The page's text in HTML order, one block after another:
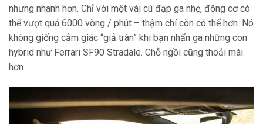
nhưng nhanh hơn. Chỉ với một vài cú đạp ga nhẹ, động cơ có
thể vượt quá 6000 vòng / phút – thậm chí còn có thể hơn. Nó
không giống cảm giác “giả trân” khi bạn nhấn ga những con
hybrid như Ferrari SF90 Stradale. Chỗ ngồi cũng thoải mái
hơn.